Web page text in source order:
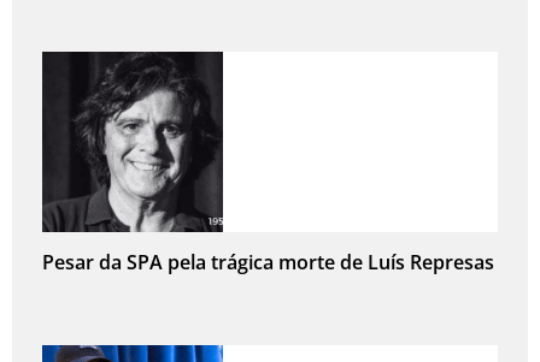
Pesar da SPA pela trágica morte de Luís Represas